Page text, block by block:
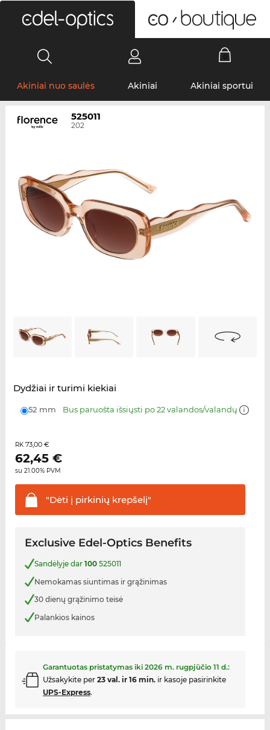
Akiniai nuo saulės Akiniai Akiniai sportui
525011
202
Dydžiai ir turimi kiekiai
52 mm Bus paruošta išsiųsti po 22 valandos/valandų
RK 73,00 €
62,45€
su 21.00% PVM
"Dėti į pirkinių krepšelį"
Exclusive Edel-Optics Benefits
Sandėlyje dar 100525011
Nemokamas siuntimas ir grąžinimas
30 dienų grąžinimo teisė
Palankios kainos
Garantuotas pristatymas iki 2026 m. rugpjūčio 11 d.:
Užsakykite per 23 val. ir 16 min.ir kasoje pasirinkite
UPS-Express.